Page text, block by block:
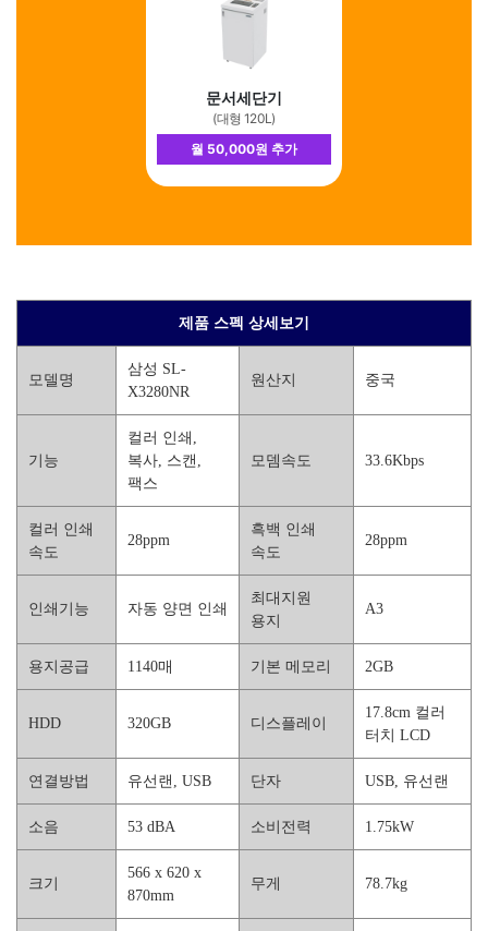
문서세단기
(대형 120L)
월 50,000원 추가
제품 스펙 상세보기
모델명
삼성 SL-
X3280NR
원산지 중국
기능
컬러 인쇄,
복사, 스캔,
팩스
모뎀속도 33.6Kbps
컬러 인쇄
속도
28ppm
흑백 인쇄
속도
28ppm
인쇄기능 자동 양면 인쇄
최대지원
용지
A3
용지공급 1140매 기본 메모리 2GB
HDD 320GB 디스플레이
17.8cm 컬러
터치 LCD
연결방법 유선랜, USB 단자 USB, 유선랜
소음 53 dBA 소비전력 1.75kW
크기
566 x 620 x
870mm
무게 78.7kg